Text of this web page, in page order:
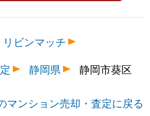
ビンマッチ
静岡県 静岡市葵区
マンション売却・査定に戻る